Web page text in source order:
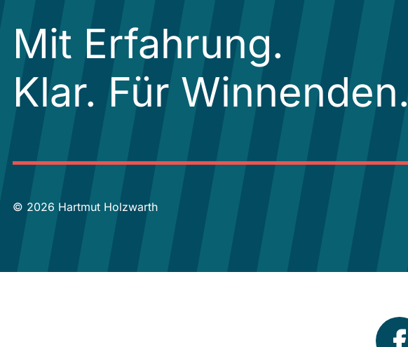
Mit Erfahrung.
Klar. Für Winnenden.
© 2026 Hartmut Holzwarth